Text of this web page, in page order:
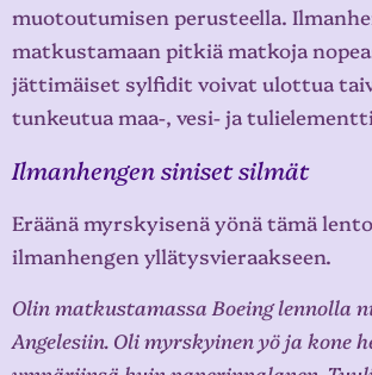
muotoutumisen perusteella.
matkustamaan pitkiä matkoja
jättimäiset sylfidit voivat ulottua
tunkeutua maa-, vesi- ja
Ilmanhengen siniset silmät
Eräänä myrskyisenä yönä tämä
ilmanhengen yllätysvieraakseen.
Olin matkustamassa Boeing lennolla
Angelesiin. Oli myrskyinen yö ja kone